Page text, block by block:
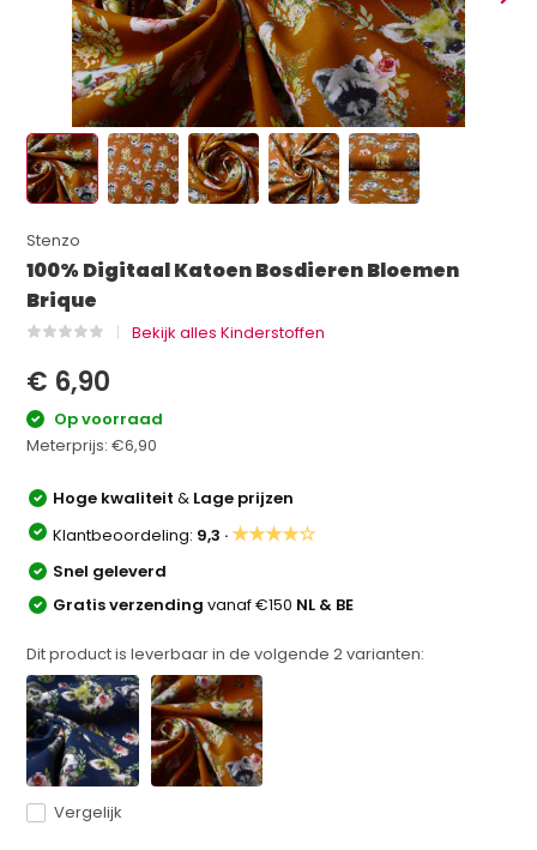
Stenzo
100% Digitaal Katoen Bosdieren Bloemen
Brique
Bekijk alles Kinderstoffen
€ 6,90
Op voorraad
Meterprijs:€6,90
Hoge kwaliteit& Lage prijzen
Klantbeoordeling: 9,3 ·★★★★☆
Snel geleverd
Gratis verzendingvanaf €150 NL & BE
Dit product is leverbaar in de volgende2varianten:
Vergelijk